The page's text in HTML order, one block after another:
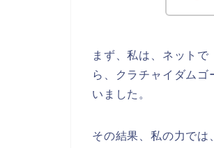
まず、私は、ネット
ら、クラチャイダム
いました。
その結果、私の力では